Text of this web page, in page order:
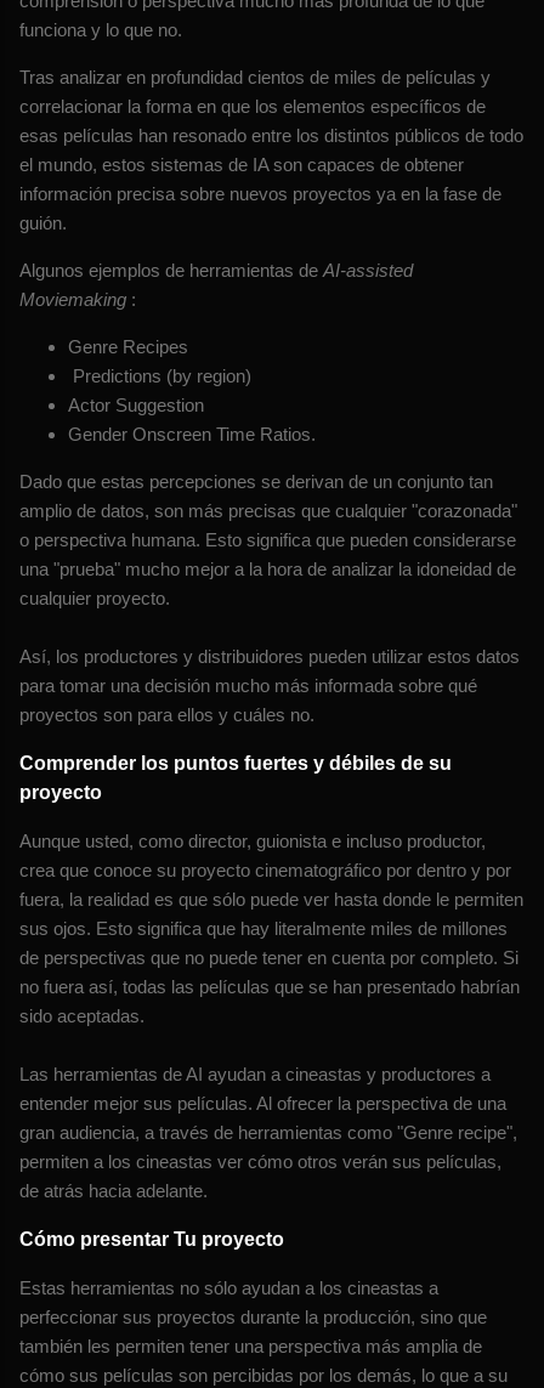
funciona y lo que no.
Tras analizar en profundidad cientos de miles de películas y
correlacionar la forma en que los elementos específicos de
esas películas han resonado entre los distintos públicos de todo
el mundo, estos sistemas de IA son capaces de obtener
información precisa sobre nuevos proyectos ya en la fase de
guión.
Algunos ejemplos de herramientas de AI-assisted
Moviemaking :
Genre Recipes
Predictions (by region)
Actor Suggestion
Gender Onscreen Time Ratios.
Dado que estas percepciones se derivan de un conjunto tan
amplio de datos, son más precisas que cualquier "corazonada"
o perspectiva humana. Esto significa que pueden considerarse
una "prueba" mucho mejor a la hora de analizar la idoneidad de
cualquier proyecto.
Así, los productores y distribuidores pueden utilizar estos datos
para tomar una decisión mucho más informada sobre qué
proyectos son para ellos y cuáles no.
Comprender los puntos fuertes y débiles de su
proyecto
Aunque usted, como director, guionista e incluso productor,
crea que conoce su proyecto cinematográfico por dentro y por
fuera, la realidad es que sólo puede ver hasta donde le permiten
sus ojos. Esto significa que hay literalmente miles de millones
de perspectivas que no puede tener en cuenta por completo. Si
no fuera así, todas las películas que se han presentado habrían
sido aceptadas.
Las herramientas de AI ayudan a cineastas y productores a
entender mejor sus películas. Al ofrecer la perspectiva de una
gran audiencia, a través de herramientas como "Genre recipe",
permiten a los cineastas ver cómo otros verán sus películas,
de atrás hacia adelante.
Cómo presentar Tu proyecto
Estas herramientas no sólo ayudan a los cineastas a
perfeccionar sus proyectos durante la producción, sino que
también les permiten tener una perspectiva más amplia de
cómo sus películas son percibidas por los demás, lo que a su